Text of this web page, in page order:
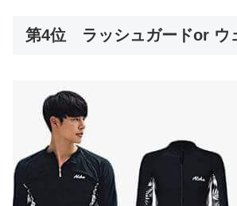
第4位 ラッシュガードor ウ